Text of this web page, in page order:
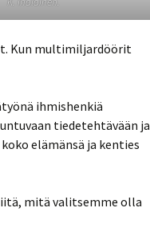
Kun multimiljardöörit
ihmishenkiä
tiedetehtävään ja
elämänsä ja kenties
mitä valitsemme olla